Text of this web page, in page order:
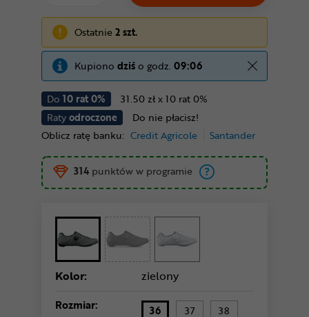
Do 10 rat 0%
31.50 zł x 10 rat 0%
Ratyodroczone
Do nie płacisz!
Oblicz ratę banku: Credit Agricole Santander
Ostatnie2 szt.
Kupiono dziśo godz. 09:06
314 punktów w programie
Kolor: zielony
Rozmiar: 36 37 38